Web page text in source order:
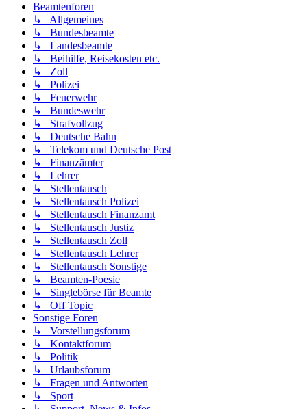
Beamtenforen
↳ Allgemeines
↳ Bundesbeamte
↳ Landesbeamte
↳ Beihilfe, Reisekosten etc.
↳ Zoll
↳ Polizei
↳ Feuerwehr
↳ Bundeswehr
↳ Strafvollzug
↳ Deutsche Bahn
↳ Telekom und Deutsche Post
↳ Finanzämter
↳ Lehrer
↳ Stellentausch
↳ Stellentausch Polizei
↳ Stellentausch Finanzamt
↳ Stellentausch Justiz
↳ Stellentausch Zoll
↳ Stellentausch Lehrer
↳ Stellentausch Sonstige
↳ Beamten-Poesie
↳ Singlebörse für Beamte
↳ Off Topic
Sonstige Foren
↳ Vorstellungsforum
↳ Kontaktforum
↳ Politik
↳ Urlaubsforum
↳ Fragen und Antworten
↳ Sport